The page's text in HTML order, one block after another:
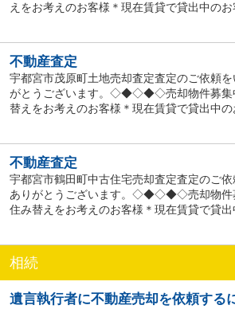
えをお考えのお客様＊現在賃貸で貸出中の
不動産査定
宇都宮市茂原町土地売却査定査定のご依頼
がとうございます。◇◆◇◆◇売却物件募
替えをお考えのお客様＊現在賃貸で貸出中
不動産査定
宇都宮市鶴田町中古住宅売却査定査定のご依
ありがとうございます。◇◆◇◆◇売却物
住み替えをお考えのお客様＊現在賃貸で貸出
相続
遺言執行者に不動産売却を依頼する